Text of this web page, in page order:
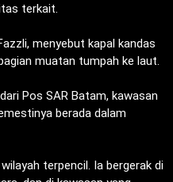
terkait.
menyebut kapal kandas
muatan tumpah ke laut.
Pos SAR Batam, kawasan
berada dalam
terpencil. Ia bergerak di